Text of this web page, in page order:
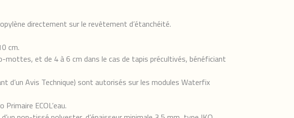
directement sur le revêtement d’étanchéité.
cm.
mottes, et de 4 à 6 cm dans le cas de tapis précultivés, bénéficiant
d’un Avis Technique) sont autorisés sur les modules Waterfix
ECOL’eau.